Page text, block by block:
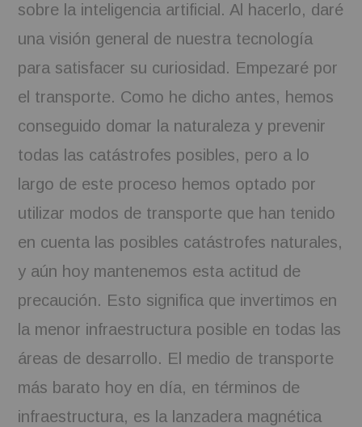
LINGUISTIC ARTICLES
MAXIMS AND OTHER
THOUGHTS
AUTHORS
BOOKS
FUNDACJA FILMOWA
VISIONKRAFT
sobre la inteligencia artificial. Al hacerlo, daré
una visión general de nuestra tecnología
para satisfacer su curiosidad. Empezaré por
el transporte. Como he dicho antes, hemos
conseguido domar la naturaleza y prevenir
todas las catástrofes posibles, pero a lo
largo de este proceso hemos optado por
utilizar modos de transporte que han tenido
en cuenta las posibles catástrofes naturales,
y aún hoy mantenemos esta actitud de
precaución. Esto significa que invertimos en
la menor infraestructura posible en todas las
áreas de desarrollo. El medio de transporte
más barato hoy en día, en términos de
infraestructura, es la lanzadera magnética